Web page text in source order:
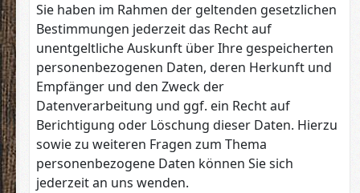
Sie haben im Rahmen der geltenden gesetzlichen
Bestimmungen jederzeit das Recht auf
unentgeltliche Auskunft über Ihre gespeicherten
personenbezogenen Daten, deren Herkunft und
Empfänger und den Zweck der
Datenverarbeitung und ggf. ein Recht auf
Berichtigung oder Löschung dieser Daten. Hierzu
sowie zu weiteren Fragen zum Thema
personenbezogene Daten können Sie sich
jederzeit an uns wenden.